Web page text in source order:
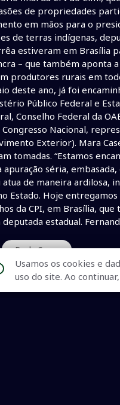
de propriedades
em mãos para o
de terras indígenas,
estiveram em
– que também aponta
produtores rurais em
deste ano, já foi
Público Federal e
Conselho Federal da
Nacional,
Exterior). Mara
tomadas. “Estamos
séria,
de maneira ardilosa,
Estado. Hoje
da CPI, em Brasília,
estadual.
• Paulo Correa
Usamos os cookies e
uso do site. Ao